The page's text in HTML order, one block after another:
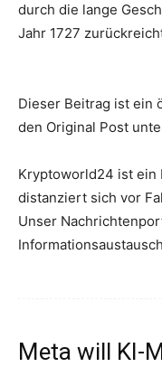
durch die lange
Jahr 1727
Dieser Beitrag ist ein
den Original Post
Kryptoworld24 ist ein
distanziert sich vor
Unser
Meta will KI-